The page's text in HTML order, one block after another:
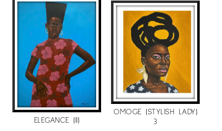
ELEGANCE (II)
OMOGE (STYLISH LADY)
3